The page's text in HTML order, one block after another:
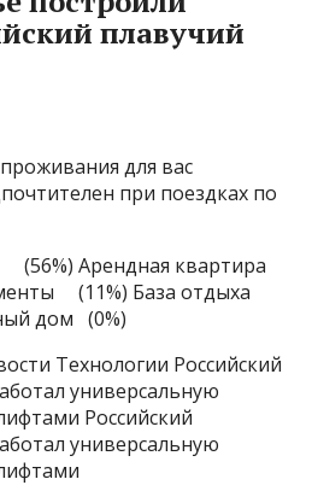
плавучий
для вас
при поездках по
Арендная квартира
(11%) База отдыха
дом (0%)
Технологии Российский
универсальную
Российский
универсальную